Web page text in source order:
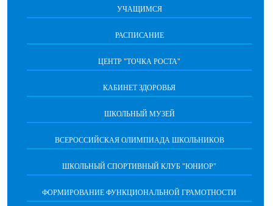
УЧАЩИМСЯ
РАСПИСАНИЕ
ЦЕНТР "ТОЧКА РОСТА"
КАБИНЕТ ЗДОРОВЬЯ
ШКОЛЬНЫЙ МУЗЕЙ
ВСЕРОССИЙСКАЯ ОЛИМПИАДА ШКОЛЬНИКОВ
ШКОЛЬНЫЙ СПОРТИВНЫЙ КЛУБ "ЮНИОР"
ФОРМИРОВАНИЕ ФУНКЦИОНАЛЬНОЙ ГРАМОТНОСТИ